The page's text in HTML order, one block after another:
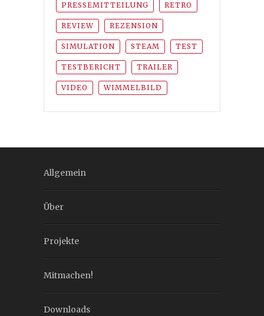
PRESSEMITTEILUNG RETRO
REVIEW REZENSION
SIMULATION STEAM TEST
TESTBERICHT TRAILER
VIDEO WIMMELBILD
Allgemein
Über
Projekte
Mitmachen!
Downloads